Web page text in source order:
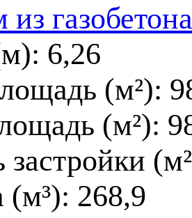
газобетона
6,26
(м²):
(м²):
(м³): 268,9